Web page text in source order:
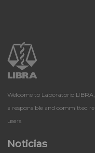
Welcome to Laboratorio
a responsible and committed
users.
Noticias